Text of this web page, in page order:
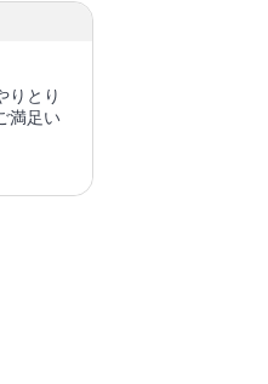
りとり
満足い